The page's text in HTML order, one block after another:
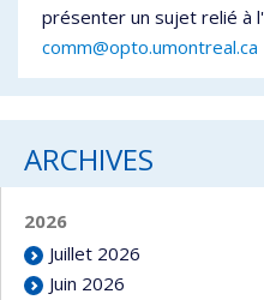
présenter un sujet relié à
comm@opto.umontreal.ca
ARCHIVES
2026
Juillet 2026
Juin 2026